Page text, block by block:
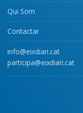
Qui Som
Contactar
info@eixdiari.cat
participa@eixdiari.cat